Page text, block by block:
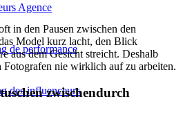
Agence
de performance
des influenceurs
in den Pausen zwischen den
Model kurz lacht, den Blick
aus dem Gesicht streicht. Deshalb
Fotografen nie wirklich auf zu arbeiten.
zwischendurch